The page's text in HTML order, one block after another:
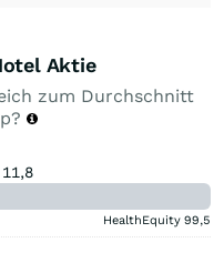
Aktie
zum Durchschnitt
HealthEquity 99,5